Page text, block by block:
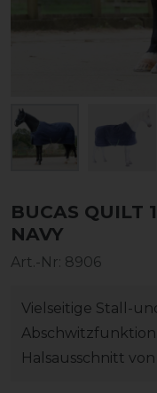
BUCAS QUILT
NAVY
Art.-Nr: 8906
Vielseitige Stall-
Halsausschnitt